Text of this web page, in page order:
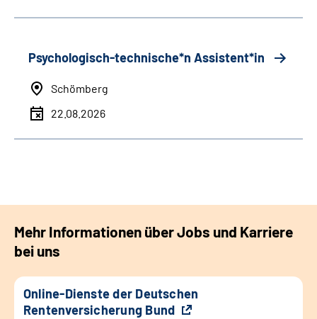
Psychologisch-technische*n Assistent*in
Schömberg
22.08.2026
Mehr Informationen über Jobs und Karriere
bei uns
Online-Dienste der Deutschen
Rentenversicherung Bund